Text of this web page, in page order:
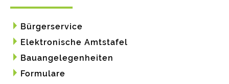
Bürgerservice
Elektronische Amtstafel
Bauangelegenheiten
Formulare